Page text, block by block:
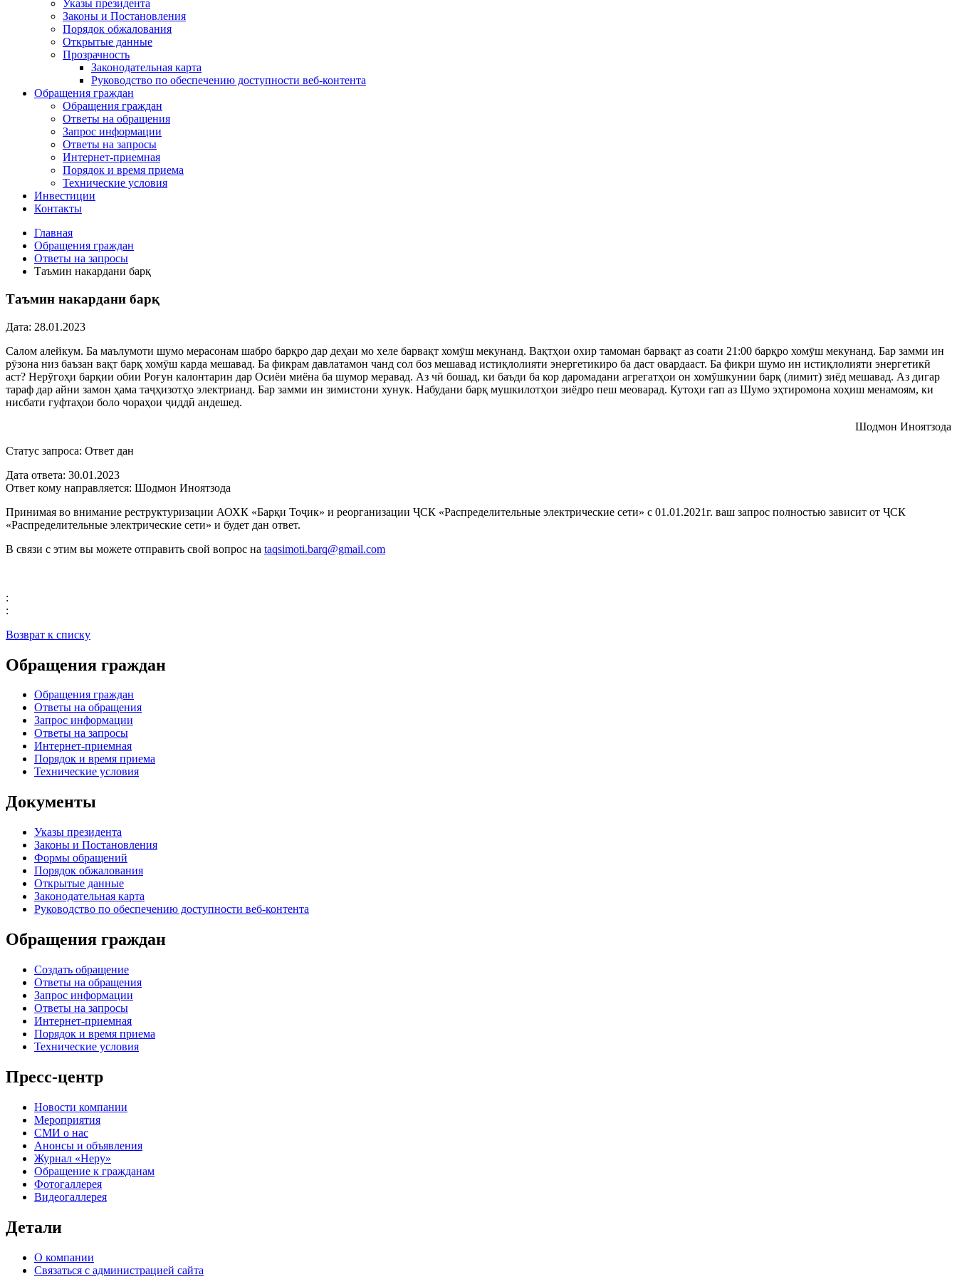
Указы президента
Законы и Постановления
Порядок обжалования
Открытые данные
Прозрачность
Законодательная карта
Руководство по обеспечению доступности веб-контента
Обращения граждан
Обращения граждан
Ответы на обращения
Запрос информации
Ответы на запросы
Интернет-приемная
Порядок и время приема
Технические условия
Инвестиции
Контакты
Главная
Обращения граждан
Ответы на запросы
Таъмин накардани барқ
Таъмин накардани барқ
Дата: 28.01.2023
Салом алейкум. Ба маълумоти шумо мерасонам шабро барқро дар деҳаи мо хеле барвақт хомӯш мекунанд. Вақтҳои охир тамоман барвақт аз соати 21:00 барқро хомӯш мекунанд. Бар замми ин
рӯзона низ баъзан вақт барқ хомӯш карда мешавад. Ба фикрам давлатамон чанд сол боз мешавад истиқлолияти энергетикиро ба даст овардааст. Ба фикри шумо ин истиқлолияти энергетикӣ
аст? Нерӯгоҳи барқии обии Роғун калонтарин дар Осиёи миёна ба шумор меравад. Аз чӣ бошад, ки баъди ба кор даромадани агрегатҳои он хомӯшкунии барқ (лимит) зиёд мешавад. Аз дигар
тараф дар айни замон ҳама таҷҳизотҳо электрианд. Бар замми ин зимистони хунук. Набудани барқ мушкилотҳои зиёдро пеш меоварад. Кутоҳи гап аз Шумо эҳтиромона хоҳиш менамоям, ки
нисбати гуфтаҳои боло чораҳои ҷиддӣ андешед.
Шодмон Иноятзода
Статус запроса: Ответ дан
Дата ответа: 30.01.2023
Ответ кому направляется: Шодмон Иноятзода
Принимая во внимание реструктуризации АОХК «Барқи Тоҷик» и реорганизации ҶСК «Распределительные электрические сети» с 01.01.2021г. ваш запрос полностью зависит от ҶСК
«Распределительные электрические сети» и будет дан ответ.
В связи с этим вы можете отправить свой вопрос на taqsimoti.barq@gmail.com
:
:
Возврат к списку
Обращения граждан
Обращения граждан
Ответы на обращения
Запрос информации
Ответы на запросы
Интернет-приемная
Порядок и время приема
Технические условия
Документы
Указы президента
Законы и Постановления
Формы обращений
Порядок обжалования
Открытые данные
Законодательная карта
Руководство по обеспечению доступности веб-контента
Обращения граждан
Создать обращение
Ответы на обращения
Запрос информации
Ответы на запросы
Интернет-приемная
Порядок и время приема
Технические условия
Пресс-центр
Новости компании
Мероприятия
СМИ о нас
Анонсы и объявления
Журнал «Неру»
Обращение к гражданам
Фотогаллерея
Видеогаллерея
Детали
О компании
Связаться с администрацией сайта